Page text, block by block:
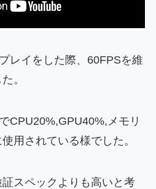
レイをした際、60FPSを維
。
CPU20%,GPU40%,メモリ
用されている様でした。
スペックよりも高いと考